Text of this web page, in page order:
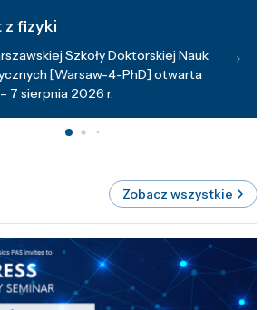
fizyki
Szkoły Doktorskiej Nauk
[Warsaw-4-PhD] otwarta
7 sierpnia 2026 r.
Zobacz wszystkie